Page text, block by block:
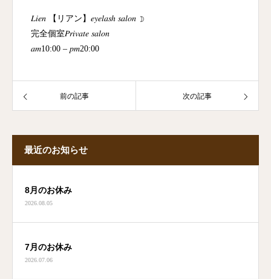
𝐿𝑖𝑒𝑛 【リアン】𝑒𝑦𝑒𝑙𝑎𝑠ℎ 𝑠𝑎𝑙𝑜𝑛 ☽
完全個室𝑃𝑟𝑖𝑣𝑎𝑡𝑒 𝑠𝑎𝑙𝑜𝑛
𝑎𝑚10:00 – 𝑝𝑚20:00
前の記事 次の記事
最近のお知らせ
8月のお休み
2026.08.05
7月のお休み
2026.07.06